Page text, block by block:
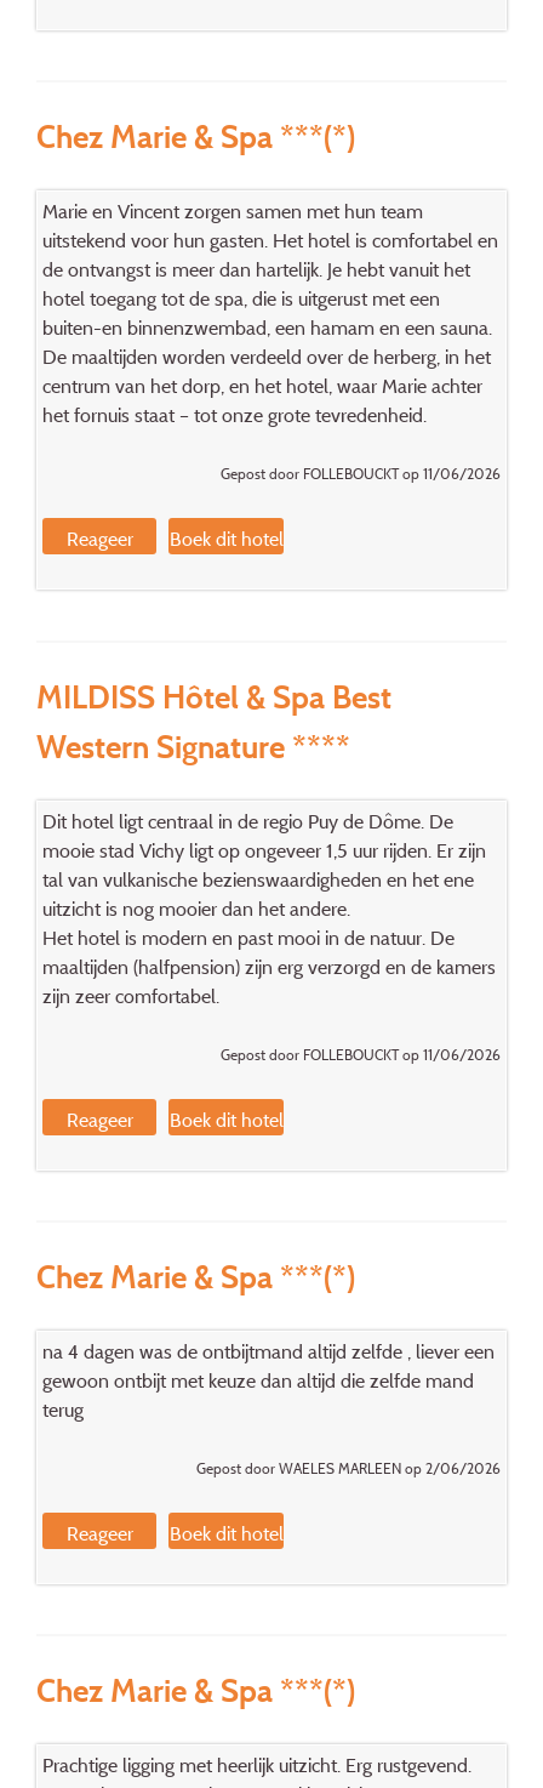
Chez Marie & Spa ***(*)
Marie en Vincent zorgen samen met hun team
uitstekend voor hun gasten. Het hotel is comfortabel en
de ontvangst is meer dan hartelijk. Je hebt vanuit het
hotel toegang tot de spa, die is uitgerust met een
buiten-en binnenzwembad, een hamam en een sauna.
De maaltijden worden verdeeld over de herberg, in het
centrum van het dorp, en het hotel, waar Marie achter
het fornuis staat – tot onze grote tevredenheid.
Gepost door FOLLEBOUCKT op 11/06/2026
Reageer Boek dit hotel
MILDISS Hôtel & Spa Best
Western Signature ****
Dit hotel ligt centraal in de regio Puy de Dôme. De
mooie stad Vichy ligt op ongeveer 1,5 uur rijden. Er zijn
tal van vulkanische bezienswaardigheden en het ene
uitzicht is nog mooier dan het andere.
Het hotel is modern en past mooi in de natuur. De
maaltijden (halfpension) zijn erg verzorgd en de kamers
zijn zeer comfortabel.
Gepost door FOLLEBOUCKT op 11/06/2026
Reageer Boek dit hotel
Chez Marie & Spa ***(*)
na 4 dagen was de ontbijtmand altijd zelfde , liever een
gewoon ontbijt met keuze dan altijd die zelfde mand
terug
Gepost door WAELES MARLEEN op 2/06/2026
Reageer Boek dit hotel
Chez Marie & Spa ***(*)
Prachtige ligging met heerlijk uitzicht. Erg rustgevend.